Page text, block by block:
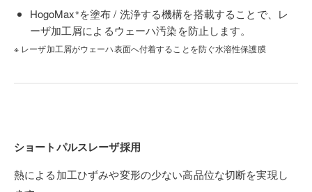
HogoMax※ を塗布 / 洗浄する機構を搭載することで、レ
ーザ加工屑によるウェーハ汚染を防止します。
※ レーザ加工屑がウェーハ表面へ付着することを防ぐ水溶性保護膜
ショートパルスレーザ採用
熱による加工ひずみや変形の少ない高品位な切断を実現し